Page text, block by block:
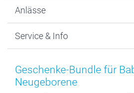
MyNameBook
Fotoabzüge, Fotos als Buch & Poster
Zubehör & Material
Foto-Kalender & Agenden
Warum smartphoto
Datenschutz
AGB
Impressum
Anlässe
Neujahr
Muttertag
Vatertag
Service & Info
Preise und Versandkosten
Lieferfristen
Geschenke-Bundle für
Neugeborene